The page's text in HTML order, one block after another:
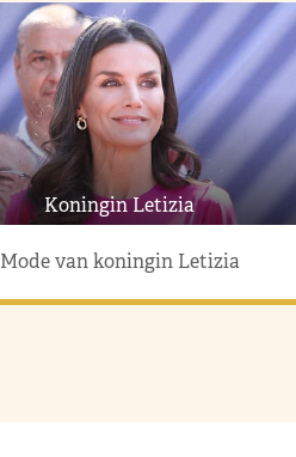
Koningin Letizia
Mode van koningin Letizia